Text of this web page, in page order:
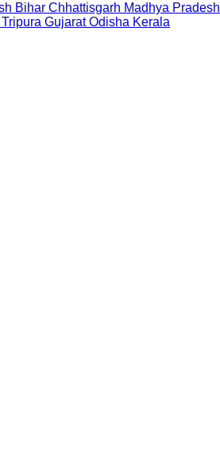
Bihar Chhattisgarh Madhya Pradesh
Tripura Gujarat Odisha Kerala